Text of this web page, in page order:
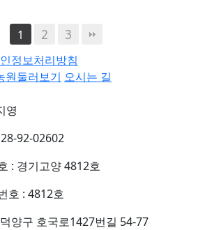
1
2 3
정보처리방침
원둘러보기 오시는 길
영
92-02602
: 경기고양 4812호
호 : 4812호
양구 호국로1427번길 54-77